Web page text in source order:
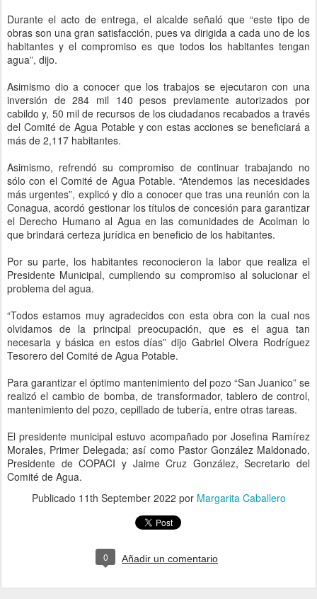
Durante el acto de entrega, el alcalde señaló que “este tipo de
obras son una gran satisfacción, pues va dirigida a cada uno de los
habitantes y el compromiso es que todos los habitantes tengan
agua”, dijo.
Asimismo dio a conocer que los trabajos se ejecutaron con una
inversión de 284 mil 140 pesos previamente autorizados por
cabildo y, 50 mil de recursos de los ciudadanos recabados a través
del Comité de Agua Potable y con estas acciones se beneficiará a
más de 2,117 habitantes.
Asimismo, refrendó su compromiso de continuar trabajando no
sólo con el Comité de Agua Potable. “Atendemos las necesidades
más urgentes”, explicó y dio a conocer que tras una reunión con la
Conagua, acordó gestionar los títulos de concesión para garantizar
el Derecho Humano al Agua en las comunidades de Acolman lo
que brindará certeza jurídica en beneficio de los habitantes.
Por su parte, los habitantes reconocieron la labor que realiza el
Presidente Municipal, cumpliendo su compromiso al solucionar el
problema del agua.
“Todos estamos muy agradecidos con esta obra con la cual nos
olvidamos de la principal preocupación, que es el agua tan
necesaria y básica en estos días” dijo Gabriel Olvera Rodríguez
Tesorero del Comité de Agua Potable.
Para garantizar el óptimo mantenimiento del pozo “San Juanico” se
realizó el cambio de bomba, de transformador, tablero de control,
mantenimiento del pozo, cepillado de tubería, entre otras tareas.
El presidente municipal estuvo acompañado por Josefina Ramírez
Morales, Primer Delegada; así como Pastor González Maldonado,
Presidente de COPACI y Jaime Cruz González, Secretario del
Comité de Agua.
Publicado 11th September 2022 por Margarita Caballero
0 Añadir un comentario